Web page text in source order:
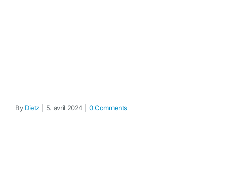
By Dietz 5. avril 2024 0 Comments